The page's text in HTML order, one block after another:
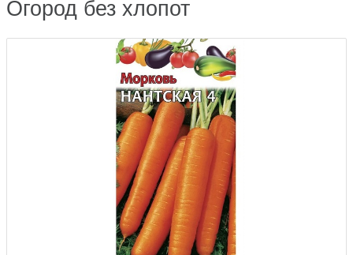
Огород без хлопот